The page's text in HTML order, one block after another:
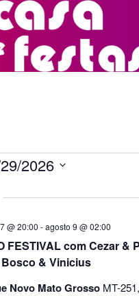
2026
@ 20:00 -agosto 9 @ 02:00
FESTIVAL com Cezar &
& Vinicius
Novo Mato Grosso MT-